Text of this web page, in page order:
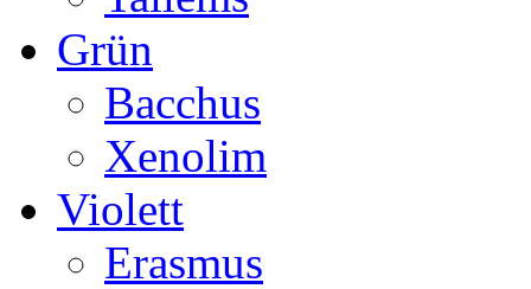
Grün
Bacchus
Xenolim
Violett
Erasmus